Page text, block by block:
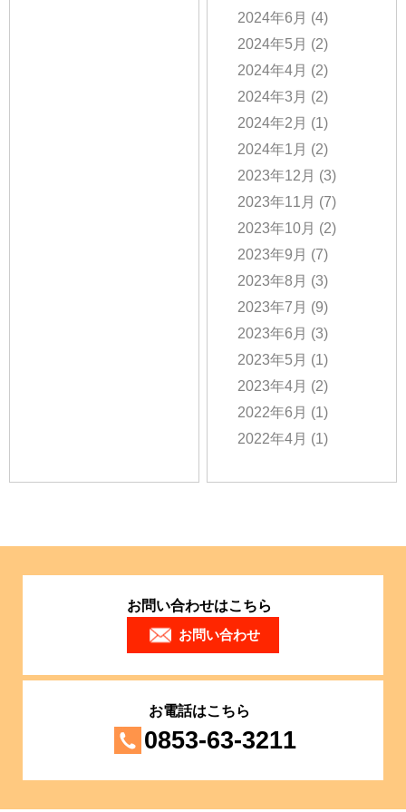
2024年6月 (4)
2024年5月 (2)
2024年4月 (2)
2024年3月 (2)
2024年2月 (1)
2024年1月 (2)
2023年12月 (3)
2023年11月 (7)
2023年10月 (2)
2023年9月 (7)
2023年8月 (3)
2023年7月 (9)
2023年6月 (3)
2023年5月 (1)
2023年4月 (2)
2022年6月 (1)
2022年4月 (1)
お問い合わせはこちら
お問い合わせ
お電話はこちら
0853-63-3211